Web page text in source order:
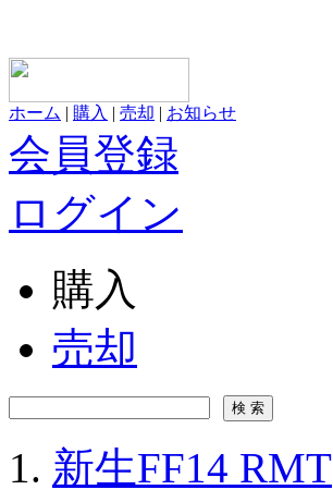
ホーム | 購入 | 売却 | お知らせ
会員登録
ログイン
購入
売却
新生FF14 RMT